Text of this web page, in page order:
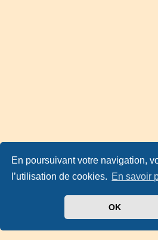
En poursuivant votre navigation,
l’utilisation de cookies. En savoir
OK